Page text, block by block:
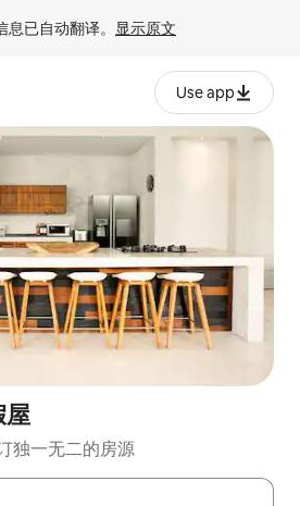
息已自动翻译。 显示原文
Use app
屋
独一无二的房源